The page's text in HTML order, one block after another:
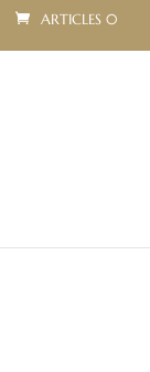
ARTICLES 0